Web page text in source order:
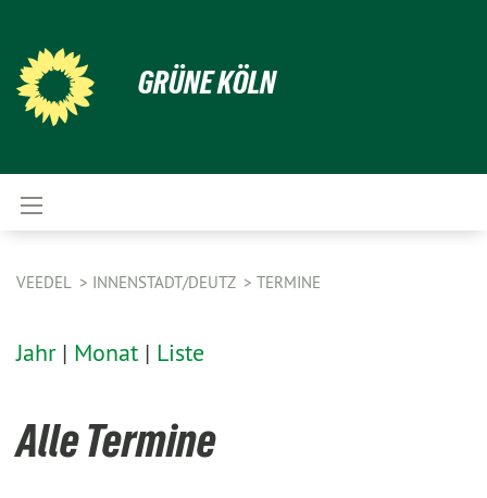
GRÜNE KÖLN
VEEDEL INNENSTADT/DEUTZ TERMINE
Jahr| Monat | Liste
Alle Termine